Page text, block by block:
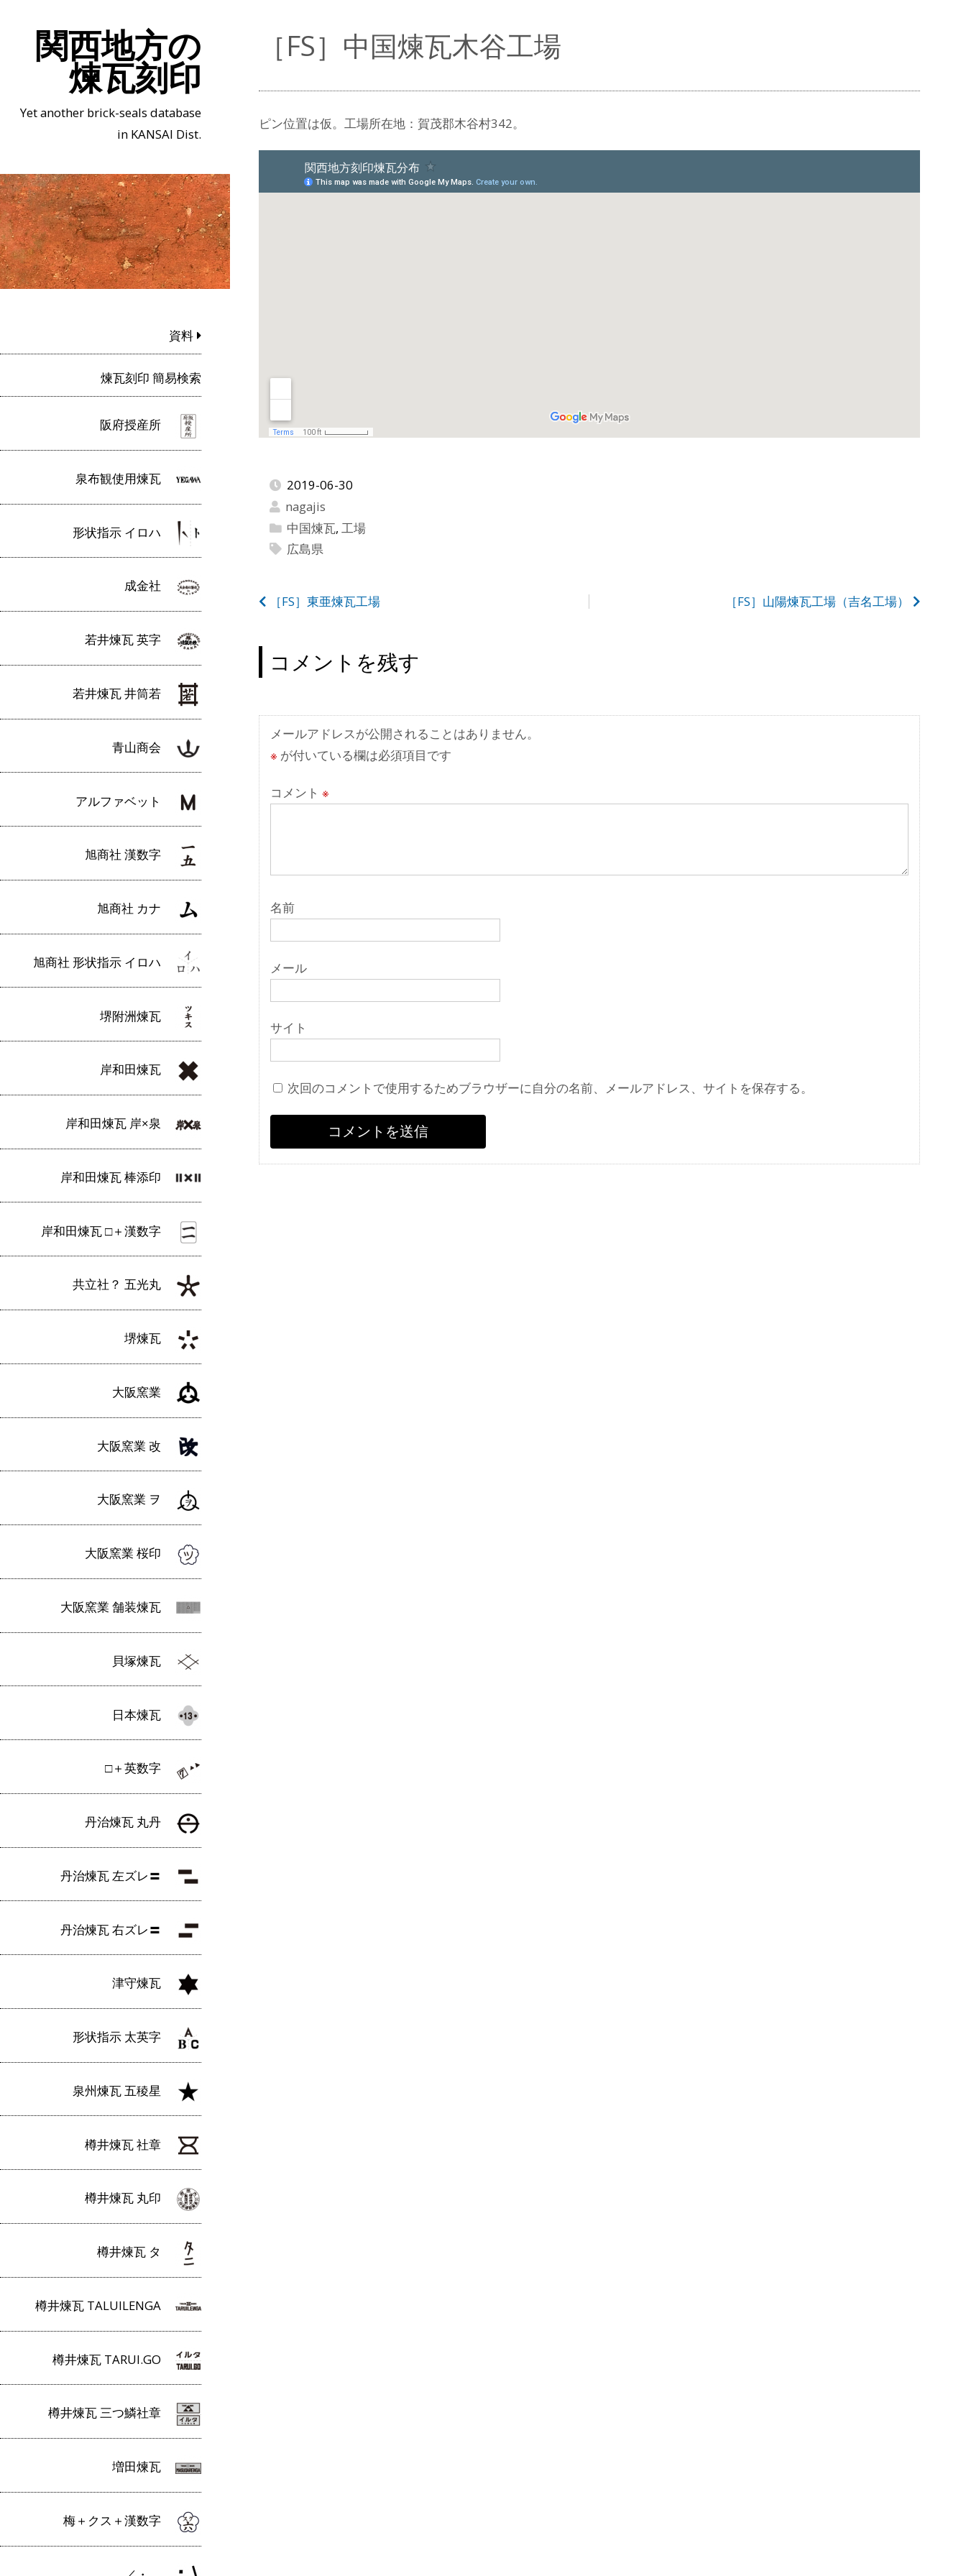
関西地方の
煉瓦刻印
Yet another brick-seals database
in KANSAI Dist.
資料
煉瓦刻印 簡易検索
阪府授産所
泉布観使用煉瓦
形状指示 イロハ
成金社
若井煉瓦 英字
若井煉瓦 井筒若
青山商会
アルファベット
旭商社 漢数字
旭商社 カナ
旭商社 形状指示 イロハ
堺附洲煉瓦
岸和田煉瓦
岸和田煉瓦 岸×泉
岸和田煉瓦 棒添印
岸和田煉瓦 □＋漢数字
共立社？ 五光丸
堺煉瓦
大阪窯業
大阪窯業 改
大阪窯業 ヲ
大阪窯業 桜印
大阪窯業 舗装煉瓦
貝塚煉瓦
日本煉瓦
□＋英数字
丹治煉瓦 丸丹
丹治煉瓦 左ズレ〓
丹治煉瓦 右ズレ〓
津守煉瓦
形状指示 太英字
泉州煉瓦 五稜星
樽井煉瓦 社章
樽井煉瓦 丸印
樽井煉瓦 タ
樽井煉瓦 TALUILENGA
樽井煉瓦 TARUI.GO
樽井煉瓦 三つ鱗社章
増田煉瓦
梅＋クス＋漢数字
［FS］中国煉瓦木谷工場
ピン位置は仮。工場所在地：賀茂郡木谷村342。
2019-06-30
nagajis
中国煉瓦, 工場
広島県
投
ナ
ビ
ゲ
ー
シ
ョ
ン
［FS］山陽煉瓦工場（吉名工場）
［FS］東亜煉瓦工場
コメントを残す
メールアドレスが公開されることはありません。
※ が付いている欄は必須項目です
コメント ※
名前
メール
サイト
次回のコメントで使用するためブラウザーに自分の名前、メールアドレス、サイトを保存する。